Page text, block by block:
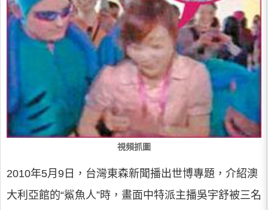
視頻抓圖
2010年5月9日，台灣東森新聞播出世博專題，介紹澳
大利亞館的“鯊魚人”時，畫面中特派主播吳宇舒被三名